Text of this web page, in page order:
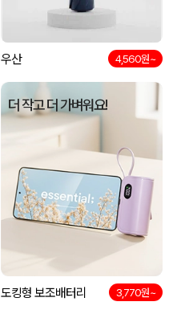
우산 4,560원~
더 작고 더 가벼워요!
도킹형 보조배터리 3,770원~